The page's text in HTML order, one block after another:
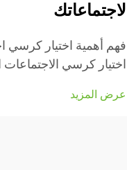
لاجتماعاتك
فهم أهمية اختيار كرسي
اختيار كرسي
تلك الاجتماعات الطويلة
عرض المزيد